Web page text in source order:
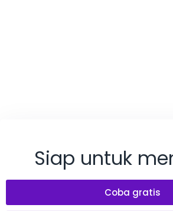
Siap untuk
Coba gratis